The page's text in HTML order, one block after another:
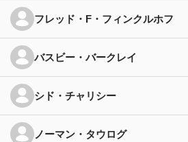
フレッド・F・フィンクルホフ
バスビー・バークレイ
シド・チャリシー
ノーマン・タウログ